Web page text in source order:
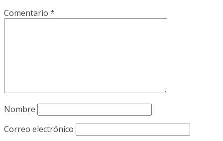
Comentario *
Nombre
Correo electrónico